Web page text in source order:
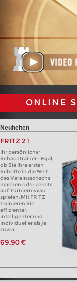
ONLINE
Neuheiten
FRITZ 21
Ihr persönlicher
Schachtrainer - Egal,
ob Sie Ihre ersten
Schritte in die Welt
des Vereinsschachs
machen oder bereits
auf Turnierniveau
spielen: Mit FRITZ
trainieren Sie
effizienter,
intelligenter und
individueller als je
zuvor.
69,90 €